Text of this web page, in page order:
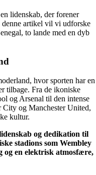
lidenskab, der forener
artikel vil vi udforske
to lande med en dyb
hvor sporten har en
tilbage. Fra de ikoniske
og Arsenal til den intense
City og Manchester United,
kultur.
og dedikation til
stadions som Wembley
og en elektrisk atmosfære,